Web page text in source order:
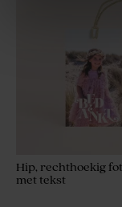
Hip, rechthoekig
met tekst